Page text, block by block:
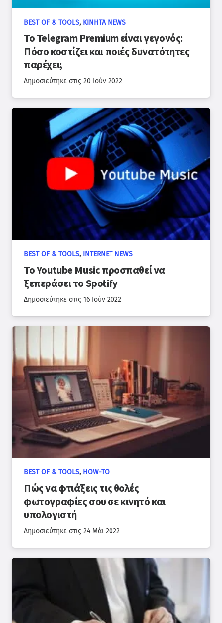
BEST OF & TOOLS, ΚΙΝΗΤΆ NEWS
Το Telegram Premium είναι γεγονός:
Πόσο κοστίζει και ποιές δυνατότητες
παρέχει;
Δημοσιεύτηκε στις 20 Ιούν 2022
BEST OF & TOOLS, INTERNET NEWS
Το Youtube Music προσπαθεί να
ξεπεράσει το Spotify
Δημοσιεύτηκε στις 16 Ιούν 2022
BEST OF & TOOLS, HOW-TO
Πώς να φτιάξεις τις θολές
φωτογραφίες σου σε κινητό και
υπολογιστή
Δημοσιεύτηκε στις 24 Μάι 2022